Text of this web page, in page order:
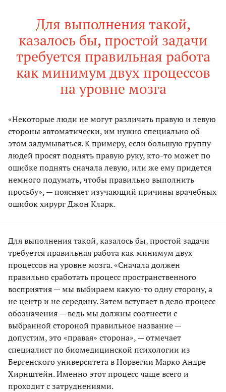
Для выполнения такой,
казалось бы, простой задачи
требуется правильная работа
как минимум двух процессов
на уровне мозга
«Некоторые люди не могут различать правую и левую
стороны автоматически, им нужно специально об
этом задумываться. К примеру, если большую группу
людей просят поднять правую руку, кто-то может по
ошибке поднять сначала левую, или же ему придется
немного подумать, чтобы правильно выполнить
просьбу», — поясняет изучающий причины врачебных
ошибок хирург Джон Кларк.
Для выполнения такой, казалось бы, простой задачи
требуется правильная работа как минимум двух
процессов на уровне мозга. «Сначала должен
правильно сработать процесс пространственного
восприятия — мы выбираем какую-то одну сторону, а
не центр и не середину. Затем вступает в дело процесс
обозначения — ведь мы должны соотнести с
выбранной стороной правильное название —
допустим, это «правая» сторона», — отмечает
специалист по биомедицинской психологии из
Бергенского университета в Норвегии Марко Андре
Хирнштейн. Именно этот процесс чаще всего и
проходит с затруднениями.